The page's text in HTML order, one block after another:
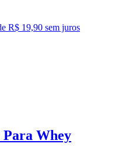
R$ 19,90 sem juros
Whey